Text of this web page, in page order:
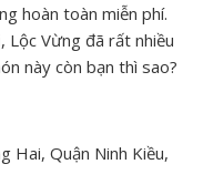
hoàn toàn miễn phí.
Lộc Vừng đã rất nhiều
này còn bạn thì sao?
Hai, Quận Ninh Kiều,